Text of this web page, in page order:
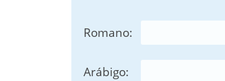
Romano:
Arábigo: